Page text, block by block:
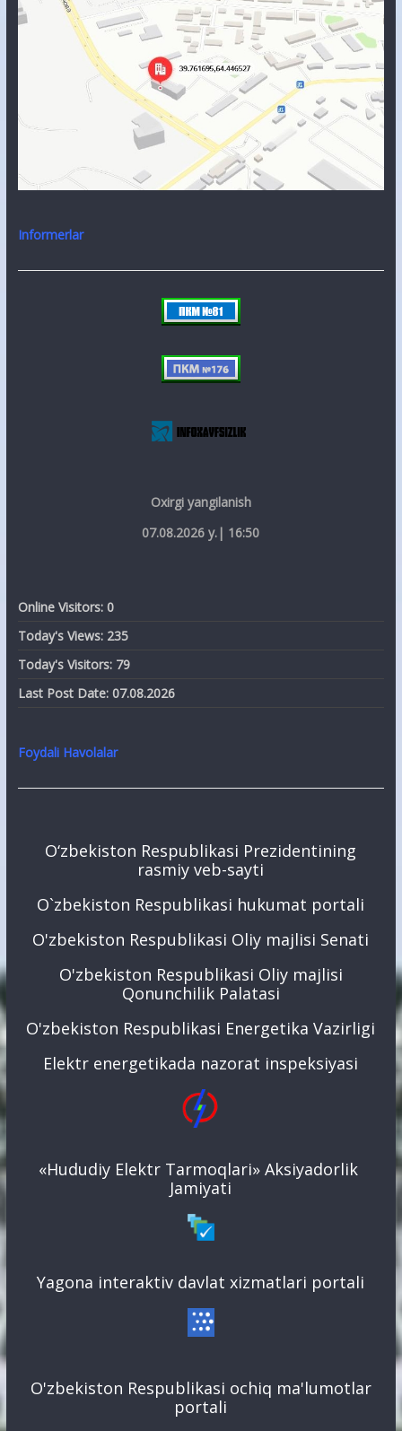
Informerlar
Oxirgi yangilanish
07.08.2026 y.| 16:50
Online Visitors: 0
Today's Views: 235
Today's Visitors: 79
Last Post Date: 07.08.2026
Foydali Havolalar
O‘zbekiston Respublikasi Prezidentining
rasmiy veb-sayti
O`zbekiston Respublikasi hukumat portali
O'zbekiston Respublikasi Oliy majlisi Senati
O'zbekiston Respublikasi Oliy majlisi
Qonunchilik Palatasi
O'zbekiston Respublikasi Energetika Vazirligi
Elektr energetikada nazorat inspeksiyasi
«Hududiy Elektr Tarmoqlari» Aksiyadorlik
Jamiyati
Yagona interaktiv davlat xizmatlari portali
O'zbekiston Respublikasi ochiq ma'lumotlar
portali